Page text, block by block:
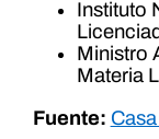
Instituto
Ministro
Materia
Fuente: